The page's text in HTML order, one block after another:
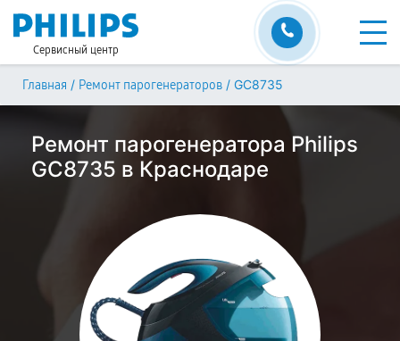
Сервисный центр
Главная / Ремонт парогенераторов / GC8735
Ремонт парогенератора Philips
GC8735 в Краснодаре